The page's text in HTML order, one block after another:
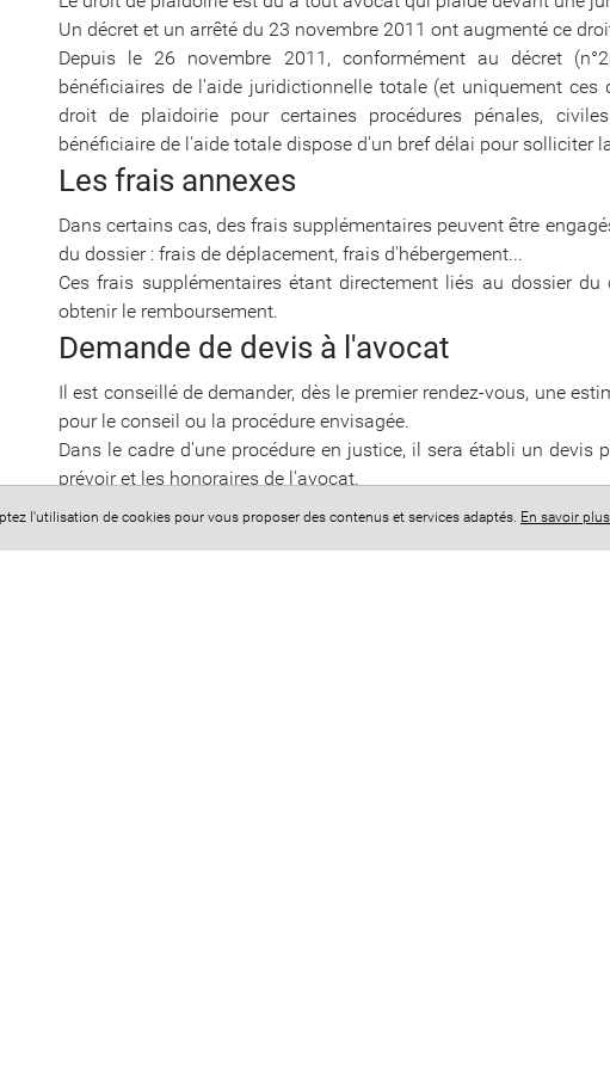
Un décret et un arrêté du 23 novembre 2011 ont augmenté ce
Depuis le 26 novembre 2011, conformément au décret
bénéficiaires de l'aide juridictionnelle totale (et uniquement ces
droit de plaidoirie pour certaines procédures pénales,
bénéficiaire de l'aide totale dispose d'un bref délai pour solliciter
Les frais annexes
Dans certains cas, des frais supplémentaires peuvent être
du dossier : frais de déplacement, frais d'hébergement...
Ces frais supplémentaires étant directement liés au dossier
obtenir le remboursement.
Demande de devis à l'avocat
Il est conseillé de demander, dès le premier rendez-vous, une
pour le conseil ou la procédure envisagée.
Dans le cadre d'une procédure en justice, il sera établi un
prévoir et les honoraires de l'avocat.
L'avocat pourra également évaluer approximativement les
montant des dommages et intérêts éventuels à verser ou
l'utilisation de cookies pour vous proposer des contenus et services adaptés. En savoir plus